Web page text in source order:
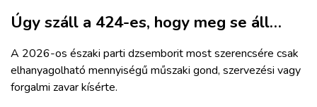
Úgy száll a 424-es, hogy meg se áll…
A 2026-os északi parti dzsemborit most szerencsére csak
elhanyagolható mennyiségű műszaki gond, szervezési vagy
forgalmi zavar kísérte.